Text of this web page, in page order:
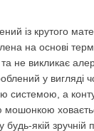
із крутого
на основі
не викликає
у вигляді
системою, а
мошонкою
будь-якій